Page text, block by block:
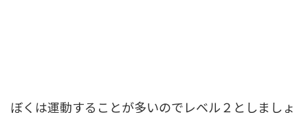
ぼくは運動することが多いのでレベル２としましょ